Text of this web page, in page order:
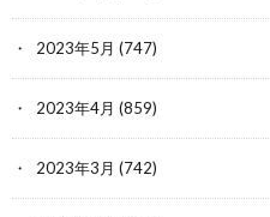
2023年5月 (747)
2023年4月 (859)
2023年3月 (742)